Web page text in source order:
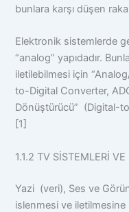
bunlara karşı düşen
Elektronik sistemlerde
“analog” yapıdadır.
iletilebilmesi için
to-Digital Converter,
Dönüştürücü” (Digital-
[1]
1.1.2 TV SİSTEMLERİ
Yazi (veri), Ses ve
islenmesi ve iletilmesine